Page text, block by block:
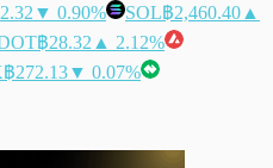
▼ 0.90% SOL฿2,460.40 ▲
฿28.32 ▲ 2.12%
฿272.13▼ 0.07%